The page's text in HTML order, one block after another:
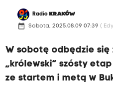
Radio KRAKÓW
date_range Sobota, 2025.08.09 07:39 (
W sobotę odbędzie
„królewski” szósty
ze startem i metą w